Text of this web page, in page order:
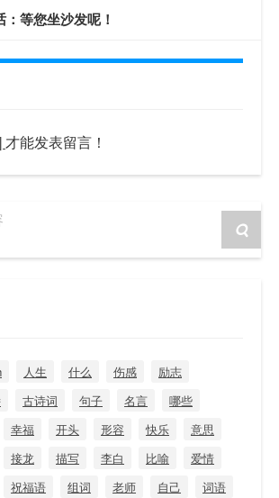
等您坐沙发呢！
才能发表留言！
人生 什么 伤感
励志
古诗词 句子 名言
哪些
幸福 开头 形容 快乐
意思
接龙 描写 李白 比喻
爱情
祝福语 组词 老师 自己
词语